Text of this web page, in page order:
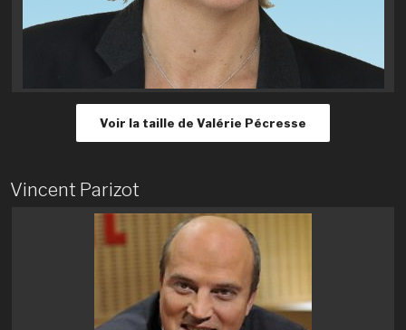
Voir la taille de Valérie Pécresse
Vincent Parizot